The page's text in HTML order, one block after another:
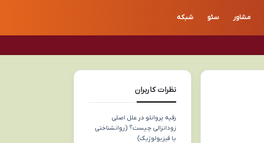
مشاور سئو شبکه
نظرات کاربران
رقیه پروانلو در علل اصلی
زودانزالی چیست؟ (روانشناختی
یا فیزیولوژیک)